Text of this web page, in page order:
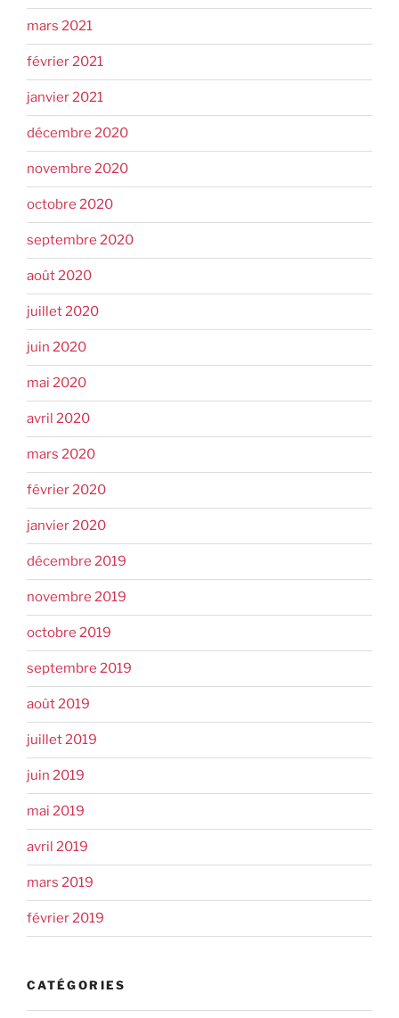
mars 2021
février 2021
janvier 2021
décembre 2020
novembre 2020
octobre 2020
septembre 2020
août 2020
juillet 2020
juin 2020
mai 2020
avril 2020
mars 2020
février 2020
janvier 2020
décembre 2019
novembre 2019
octobre 2019
septembre 2019
août 2019
juillet 2019
juin 2019
mai 2019
avril 2019
mars 2019
février 2019
CATÉGORIES